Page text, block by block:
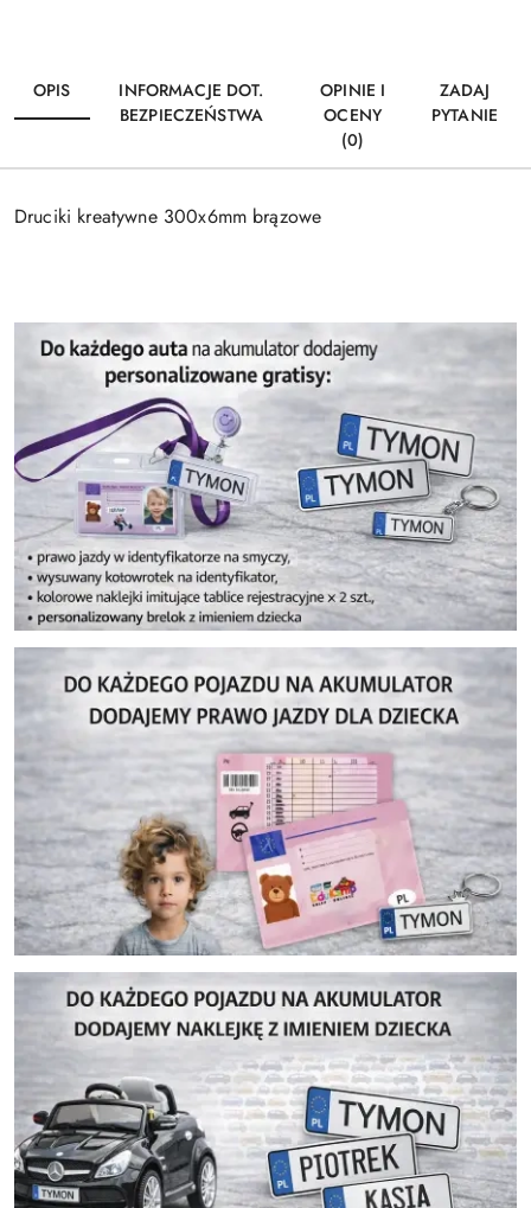
OPIS
INFORMACJE DOT.
BEZPIECZEŃSTWA
OPINIE I
OCENY
(0)
ZADAJ
PYTANIE
Druciki kreatywne 300x6mm brązowe